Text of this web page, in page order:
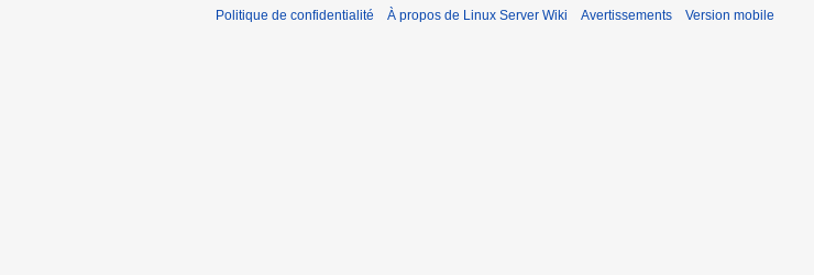
Politique de confidentialité À propos de Linux Server Wiki Avertissements Version mobile